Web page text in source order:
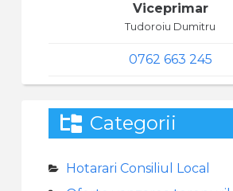
Viceprimar
Tudoroiu Dumitru
0762 663 245
Categorii
Hotarari Consiliul Local